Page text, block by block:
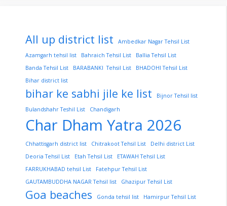
All up district list
Ambedkar Nagar Tehsil List
Azamgarh tehsil list
Bahraich Tehsil List
Ballia Tehsil List
Banda Tehsil List
BARABANKI Tehsil List
BHADOHI Tehsil List
Bihar district list
bihar ke sabhi jile ke list
Bijnor Tehsil list
Bulandshahr Teshil List
Chandigarh
Char Dham Yatra 2026
Chhattisgarh district list Chitrakoot Tehsil List
Delhi district List
Deoria Tehsil List
Etah Tehsil List
ETAWAH Tehsil List
FARRUKHABAD tehsil List
Fatehpur Tehsil List
GAUTAMBUDDHA NAGAR Tehsil list
Ghazipur Tehsil List
Goa beaches Gonda tehsil list
Hamirpur Tehsil List